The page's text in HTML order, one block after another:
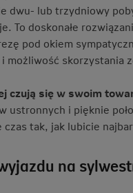
dwu- lub trzydniowy
To doskonałe
pod okiem
możliwość skorzystania
czują się w swoim
ustronnych i pięknie
czas tak, jak lubicie
na